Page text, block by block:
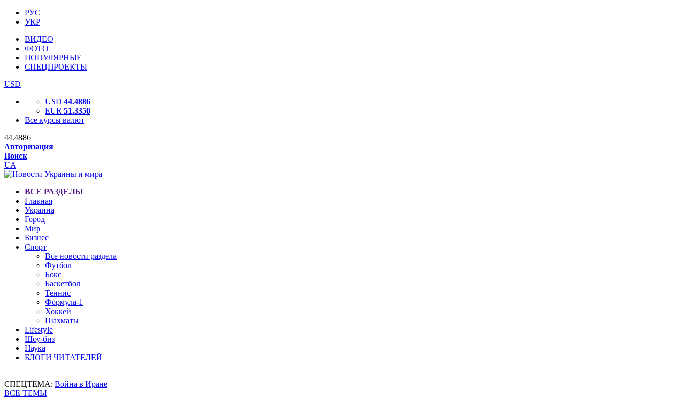
РУС
УКР
ВИДЕО
ФОТО
ПОПУЛЯРНЫЕ
СПЕЦПРОЕКТЫ
USD
USD 44.4886
EUR 51.3350
Все курсы валют
44.4886
Авторизация
Поиск
UA
ВСЕ РАЗДЕЛЫ
Главная
Украина
Город
Мир
Бизнес
Спорт
Все новости раздела
Футбол
Бокс
Баскетбол
Теннис
Формула-1
Хоккей
Шахматы
Lifestyle
Шоу-биз
Наука
БЛОГИ ЧИТАТЕЛЕЙ
СПЕЦТЕМА: Война в Иране
ВСЕ ТЕМЫ